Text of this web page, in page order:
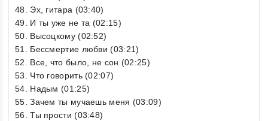
48. Эх, гитара (03:40)
49. И ты уже не та (02:15)
50. Высоцкому (02:52)
51. Бессмертие любви (03:21)
52. Все, что было, не сон (02:25)
53. Что говорить (02:07)
54. Надым (01:25)
55. Зачем ты мучаешь меня (03:09)
56. Ты прости (03:48)